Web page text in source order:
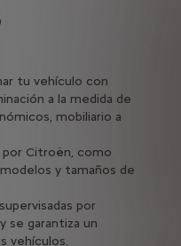
tu vehículo con
a la medida de
mobiliario a
por Citroën, como
y tamaños de
por
se garantiza un
vehículos.